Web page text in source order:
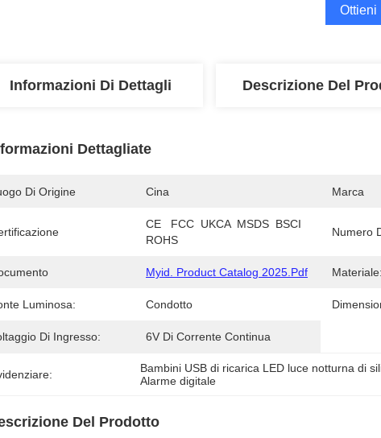
Ottieni
Informazioni Di Dettagli Descrizione Del
Dettagliate
Di Origine Cina Marca
CE   FCC  UKCA  MSDS  BSCI
ROHS
Numero
Myid. Product Catalog 2025.pdf Materiale:
Luminosa: Condotto
Di Ingresso: 6V Di Corrente Continua
Bambini USB di ricarica LED luce notturna di
Alarme digitale
Del Prodotto